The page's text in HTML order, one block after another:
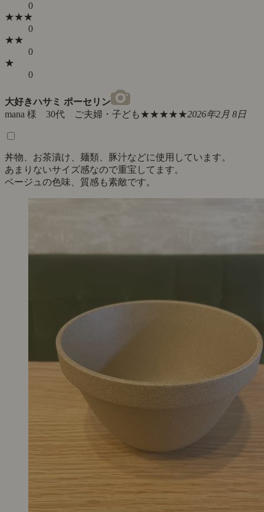
0
★★★
0
★★
0
★
0
大好きハサミ ポーセリン
mana 様 30代 ご夫婦・子ども★★★★★2026年2月 8日
丼物、お茶漬け、麺類、豚汁などに使用しています。
あまりないサイズ感なので重宝してます。
ベージュの色味、質感も素敵です。